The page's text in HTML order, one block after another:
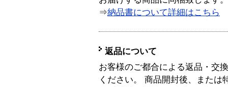
⇒納品書について詳細はこちら
返品について
お客様のご都合による返品・交
ください。 商品開封後、または